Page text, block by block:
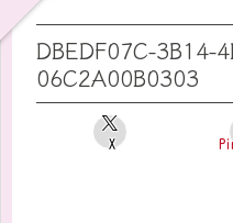
DBEDF07C-3B14-
06C2A00B0303
X